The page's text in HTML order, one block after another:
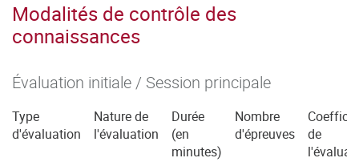
Modalités de contrôle des
connaissances
Évaluation initiale / Session principale
Type
d'évaluation
Nature de
l'évaluation
Durée
(en
minutes)
Nombre
d'épreuves
de